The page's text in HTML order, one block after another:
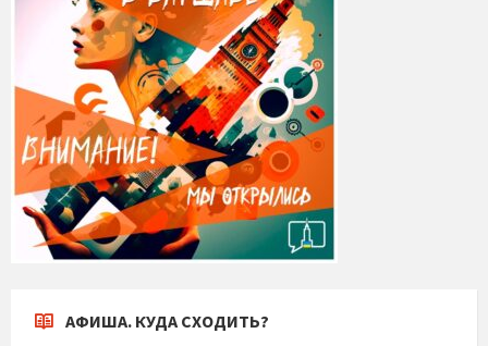
АФИША. КУДА СХОДИТЬ?